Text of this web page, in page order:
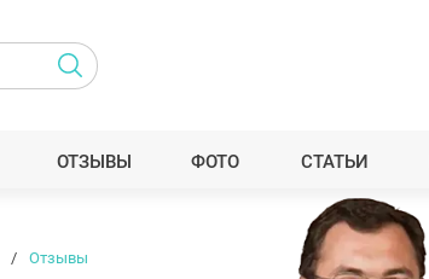
ОТЗЫВЫ ФОТО СТАТЬИ
Отзывы